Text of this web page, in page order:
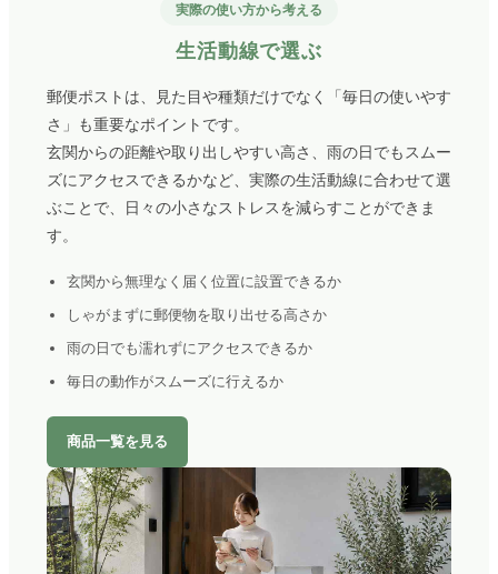
実際の使い方から考える
生活動線で選ぶ
郵便ポストは、見た目や種類だけでなく「毎日の使いやす
さ」も重要なポイントです。
玄関からの距離や取り出しやすい高さ、雨の日でもスムー
ズにアクセスできるかなど、実際の生活動線に合わせて選
ぶことで、日々の小さなストレスを減らすことができま
す。
玄関から無理なく届く位置に設置できるか
しゃがまずに郵便物を取り出せる高さか
雨の日でも濡れずにアクセスできるか
毎日の動作がスムーズに行えるか
商品一覧を見る